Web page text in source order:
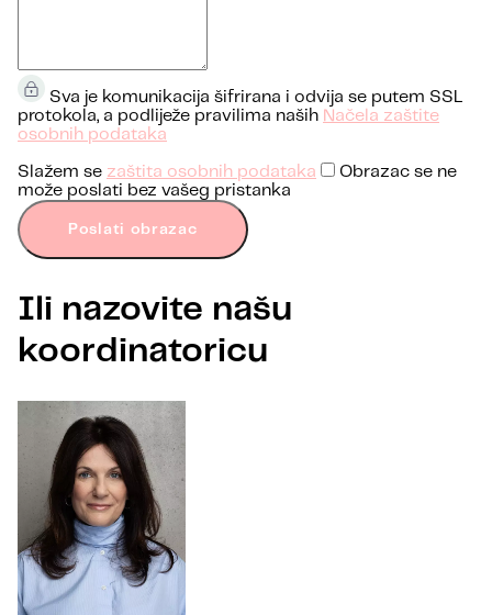
Sva je komunikacija šifrirana i odvija se putem SSL
protokola, a podliježe pravilima naših Načela zaštite
osobnih podataka
Slažem se zaštita osobnih podataka
Obrazac se ne
može poslati bez vašeg pristanka
Poslati obrazac
Ili nazovite našu
koordinatoricu